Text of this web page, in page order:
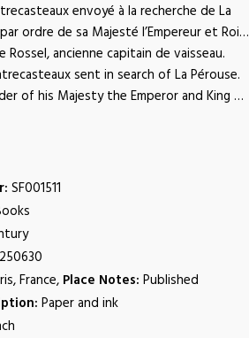
envoyé à la recherche de La
ordre de sa Majesté l’Empereur et Roi…
Rossel, ancienne capitain de vaisseau.
sent in search of La Pérouse.
of his Majesty the Emperor and King …
SF001511
France, Place Notes: Published
Paper and ink